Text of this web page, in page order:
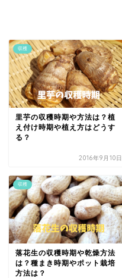
収穫
里芋の収穫時期や方法は？植
え付け時期や植え方はどうす
る？
2016年9月10日
収穫
落花生の収穫時期や乾燥方法
は？種まき時期やポット栽培
方法は？